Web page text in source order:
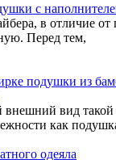
с
в отличие
Перед тем,
подушки из
вид такой
как